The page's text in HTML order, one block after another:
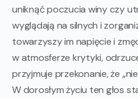
uniknąć poczucia winy czy
wyglądają na silnych i
towarzyszy im napięcie i
w atmosferze krytyki,
przyjmuje przekonanie, że
W dorosłym życiu ten głos